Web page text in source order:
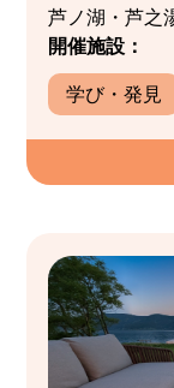
芦ノ湖・芦之
開催施設：
学び・発見